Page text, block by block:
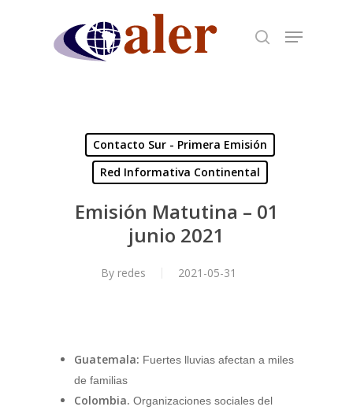
Contacto Sur - Primera Emisión
Red Informativa Continental
Emisión Matutina – 01
junio 2021
By redes 2021-05-31
Guatemala: Fuertes lluvias afectan a miles
de familias
Colombia. Organizaciones sociales del